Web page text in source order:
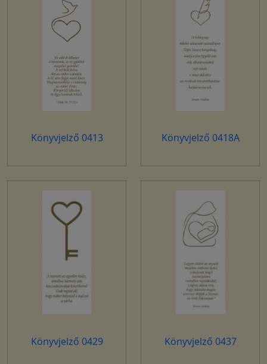
Könyvjelző 0413 Könyvjelző 0418A
Könyvjelző 0429 Könyvjelző 0437